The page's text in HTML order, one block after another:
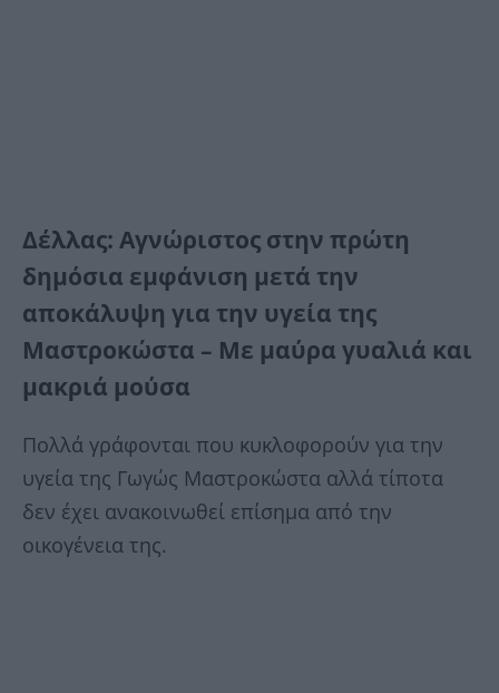
Δέλλας: Αγνώριστος στην πρώτη
δημόσια εμφάνιση μετά την
αποκάλυψη για την υγεία της
Μαστροκώστα – Με μαύρα γυαλιά και
μακριά μούσα
Πολλά γράφονται που κυκλοφορούν για την
υγεία της Γωγώς Μαστροκώστα αλλά τίποτα
δεν έχει ανακοινωθεί επίσημα από την
οικογένεια της.